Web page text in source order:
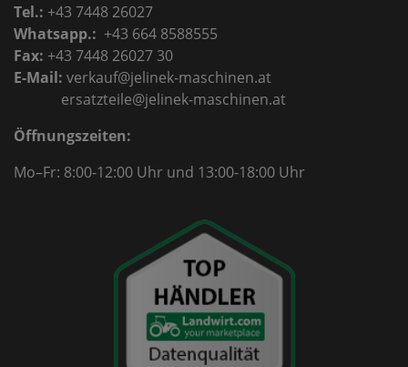
Tel.: +43 7448 26027
Whatsapp.: +43 664 8588555
Fax: +43 7448 26027 30
E-Mail: verkauf@jelinek-maschinen.at
ersatzteile@jelinek-maschinen.at
Öffnungszeiten:
Mo–Fr: 8:00-12:00 Uhr und 13:00-18:00 Uhr